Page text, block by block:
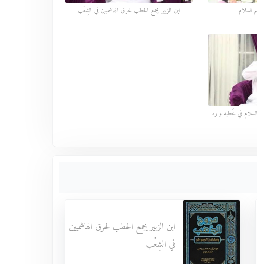
السلام ابن الزبير يجمع الحطب لحرق الهاشميين في الشِعْب
السلام في خُطبه و رد
ابن الزبير يجمع الحطب لحرق الهاشميين
في الشِعْب